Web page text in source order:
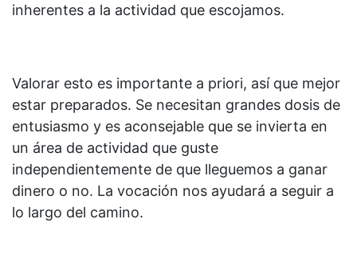
inherentes a la actividad que escojamos.
Valorar esto es importante a priori, así que mejor
estar preparados. Se necesitan grandes dosis de
entusiasmo y es aconsejable que se invierta en
un área de actividad que guste
independientemente de que lleguemos a ganar
dinero o no. La vocación nos ayudará a seguir a
lo largo del camino.